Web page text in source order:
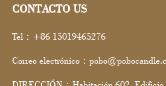
CONTACTO US
Tel：+86 15019465276
Correo electrónico：